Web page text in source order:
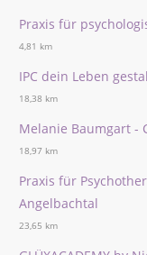
Praxis für
4,81 km
IPC dein Leben
18,38 km
Melanie Baumgart -
18,97 km
Praxis für
Angelbachtal
23,65 km